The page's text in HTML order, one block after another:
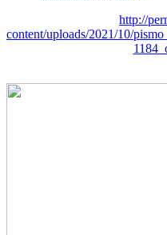
http://
content/uploads/2021/10/